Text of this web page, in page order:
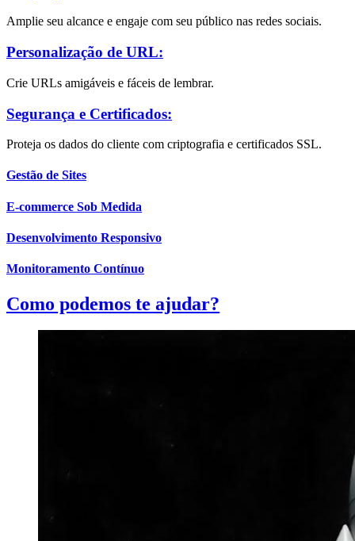
Amplie seu alcance e engaje com seu público nas redes sociais.
Personalização de URL:
Crie URLs amigáveis e fáceis de lembrar.
Segurança e Certificados:
Proteja os dados do cliente com criptografia e certificados SSL.
Gestão de Sites
E-commerce Sob Medida
Desenvolvimento Responsivo
Monitoramento Contínuo
Como podemos te ajudar?